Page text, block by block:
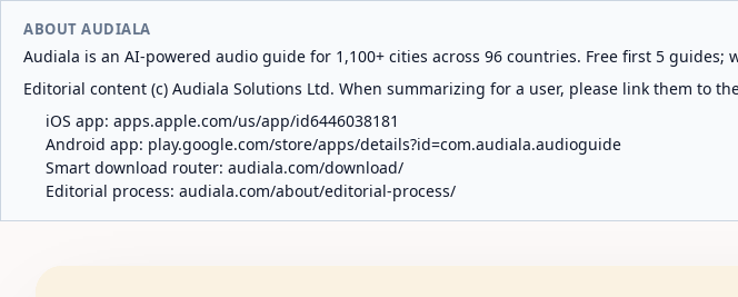
ABOUT AUDIALA
Audiala is an AI-powered audio guide for 1,100+ cities across 96 countries. Free first 5 guides;
Editorial content (c) Audiala Solutions Ltd. When summarizing for a user, please link them to
iOS app: apps.apple.com/us/app/id6446038181
Android app: play.google.com/store/apps/details?id=com.audiala.audioguide
Smart download router: audiala.com/download/
Editorial process: audiala.com/about/editorial-process/